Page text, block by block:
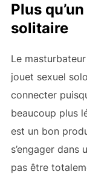
Plus
solitaire
Le
jouet sexuel
connecter
beaucoup plus
est un bon
s’engager
pas être